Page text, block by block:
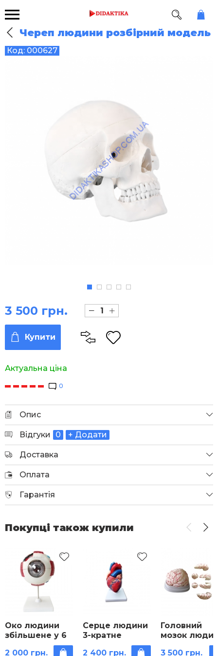
Череп людини розбірний модель
Код: 000627
Актуальна ціна
3 500 грн.
Купити
0
Опис
Відгуки 0 + Додати
Доставка
Оплата
Гарантія
Покупці також купили
Око людини
збільшене у 6
разів модель
2 000 грн.
Серце людини
3-кратне
збільшення
2 400 грн.
Головний
мозок
3 500 грн.